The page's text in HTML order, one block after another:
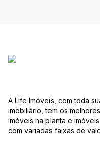
A Life Imóveis, com toda
imobiliário, tem os
imóveis na planta e
com variadas faixas de